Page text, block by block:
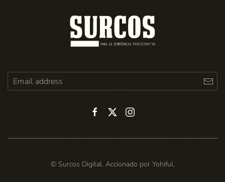
© Surcos Digital. Accionado por Yohiful.